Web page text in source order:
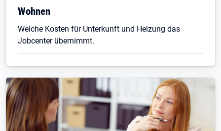
Wohnen
Welche Kosten für Unterkunft und Heizung das
Jobcenter übernimmt.